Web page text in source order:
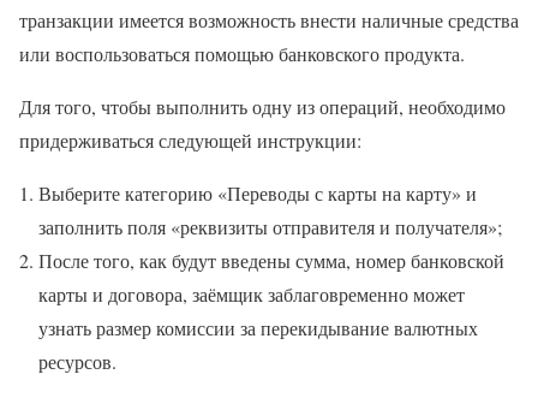
транзакции имеется возможность внести наличные средства
или воспользоваться помощью банковского продукта.
Для того, чтобы выполнить одну из операций, необходимо
придерживаться следующей инструкции:
Выберите категорию «Переводы с карты на карту» и
заполнить поля «реквизиты отправителя и получателя»;
После того, как будут введены сумма, номер банковской
карты и договора, заёмщик заблаговременно может
узнать размер комиссии за перекидывание валютных
ресурсов.